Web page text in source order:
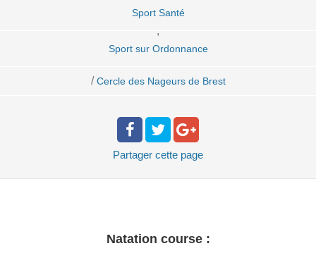
Sport Santé
,
Sport sur Ordonnance
/ Cercle des Nageurs de Brest
Partager cette page
Natation course :